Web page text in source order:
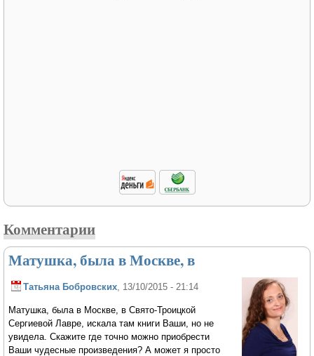
Комментарии
Матушка, была в Москве, в
Татьяна Бобровских , 13/10/2015 - 21:14
Матушка, была в Москве, в Свято-Троицкой
Сергиевой Лавре, искала там книги Ваши, но не
увидела. Скажите где точно можно приобрести
Ваши чудесные произведения? А может я просто